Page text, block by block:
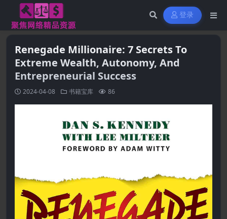
登录
Renegade Millionaire: 7 Secrets To
Extreme Wealth, Autonomy, And
Entrepreneurial Success
2024-04-08 书籍宝库 86